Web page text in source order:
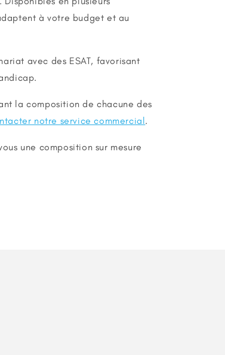
à votre budget et au
avec des ESAT, favorisant
la composition de chacune des
notre service commercial.
une composition sur mesure